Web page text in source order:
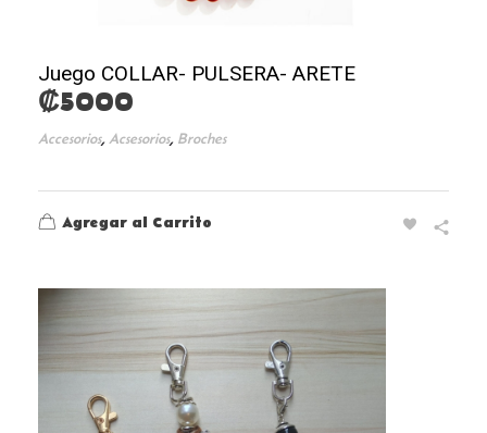
Juego COLLAR- PULSERA- ARETE
₡5000
Accesorios, Acsesorios, Broches
Agregar al Carrito